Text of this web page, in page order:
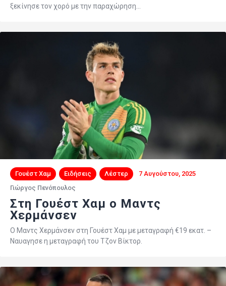
ξεκίνησε τον χορό με την παραχώρηση…
Γουέστ Χαμ Ειδήσεις Λέστερ
7 Αυγούστου, 2025
Γιώργος Πενόπουλος
Στη Γουέστ Χαμ ο Μαντς
Χερμάνσεν
Ο Μαντς Χερμάνσεν στη Γουέστ Χαμ με μεταγραφή €19 εκατ. –
Ναυαγησε η μεταγραφή του Τζον Βίκτορ.